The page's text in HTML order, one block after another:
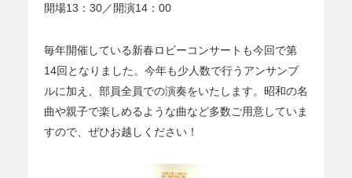
開場13：30／開演14：00
毎年開催している新春ロビーコンサートも今回で第
14回となりました。今年も少人数で行うアンサンブ
ルに加え、部員全員での演奏をいたします。昭和の名
曲や親子で楽しめるような曲など多数ご用意していま
すので、ぜひお越しください！